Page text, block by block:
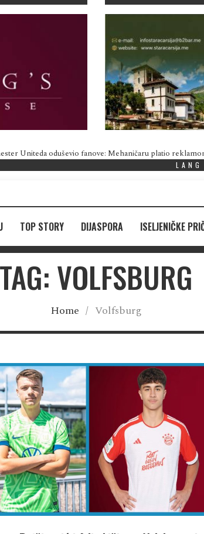
Uniteda oduševio fanove: Mehaničaru platio
LANG
TOP STORY DIJASPORA ISELJENIČKE
TAG: VOLFSBURG
Home / Volfsburg